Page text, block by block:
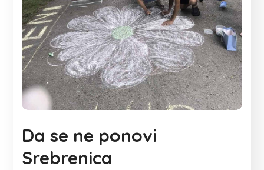
Da se ne ponovi
Srebrenica